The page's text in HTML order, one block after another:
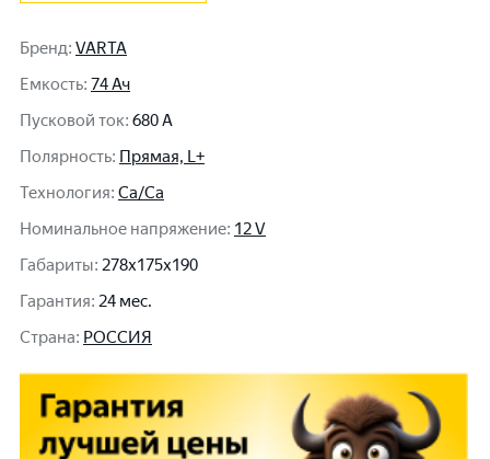
Бренд: VARTA
Емкость: 74 Ач
Пусковой ток: 680 A
Полярность: Прямая, L+
Технология: Ca/Ca
Номинальное напряжение: 12 V
Габариты: 278x175x190
Гарантия: 24 мес.
Cтрана: РОССИЯ